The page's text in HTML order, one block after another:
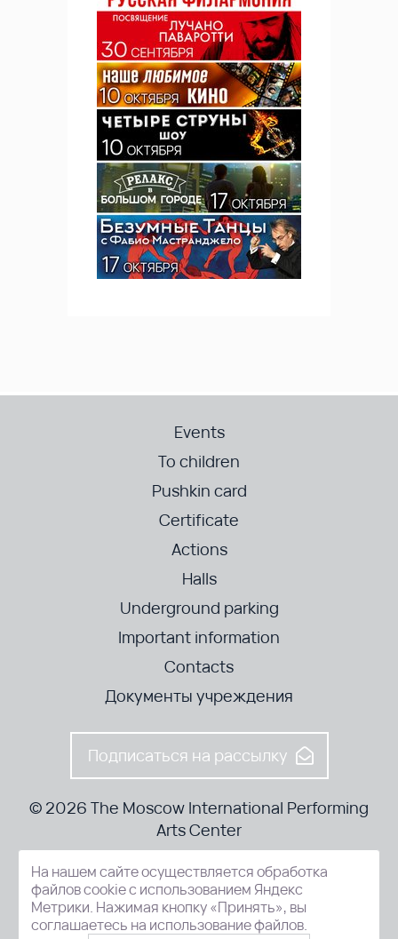
Events
To children
Pushkin card
Certificate
Actions
Halls
Underground parking
Important information
Contacts
Документы учреждения
Подписаться на рассылку
© 2026 The Moscow International Performing
Arts Center
52-8, Kosmodamianskaya nab., Moscow, 115054, Russia
На нашем сайте осуществляется обработка
файлов cookie с использованием Яндекс
Метрики. Нажимая кнопку «Принять», вы
соглашаетесь на использование файлов.